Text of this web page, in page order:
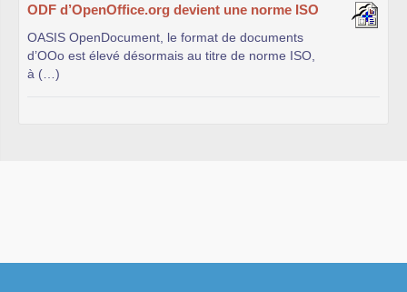
ODF d’OpenOffice.org devient une norme ISO
OASIS OpenDocument, le format de documents
d’OOo est élevé désormais au titre de norme ISO,
à (…)